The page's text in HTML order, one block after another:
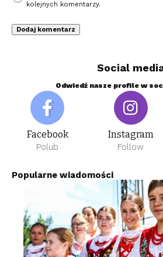
kolejnych komentarzy.
Social
Odwiedź nasze profile w
Facebook
Polub
Instagram
Follow
Popularne wiadomości